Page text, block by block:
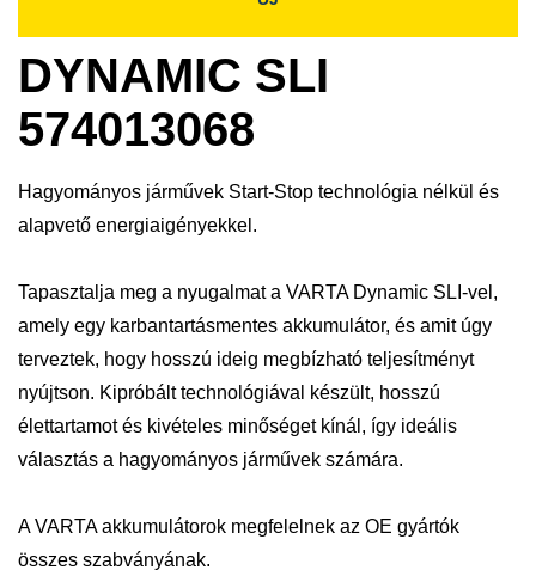
DYNAMIC SLI
574013068
Hagyományos járművek Start-Stop technológia nélkül és
alapvető energiaigényekkel.
Tapasztalja meg a nyugalmat a VARTA Dynamic SLI-vel,
amely egy karbantartásmentes akkumulátor, és amit úgy
terveztek, hogy hosszú ideig megbízható teljesítményt
nyújtson. Kipróbált technológiával készült, hosszú
élettartamot és kivételes minőséget kínál, így ideális
választás a hagyományos járművek számára.
A VARTA akkumulátorok megfelelnek az OE gyártók
összes szabványának.